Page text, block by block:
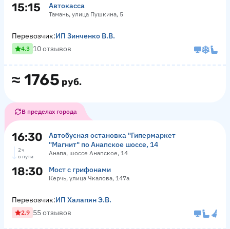
15:15 Автокасса
Тамань, улица Пушкина, 5
≈ 1765 руб.
Перевозчик:ИП Зинченко В.В.
4.3 10 отзывов
В пределах города
16:30
Автобусная остановка "Гипермаркет
"Магнит" по Анапское шоссе, 14
Анапа, шоссе Анапское, 14
2 ч
в пути
18:30 Мост с грифонами
Керчь, улица Чкалова, 147а
Перевозчик:ИП Халапян Э.В.
2.9 55 отзывов